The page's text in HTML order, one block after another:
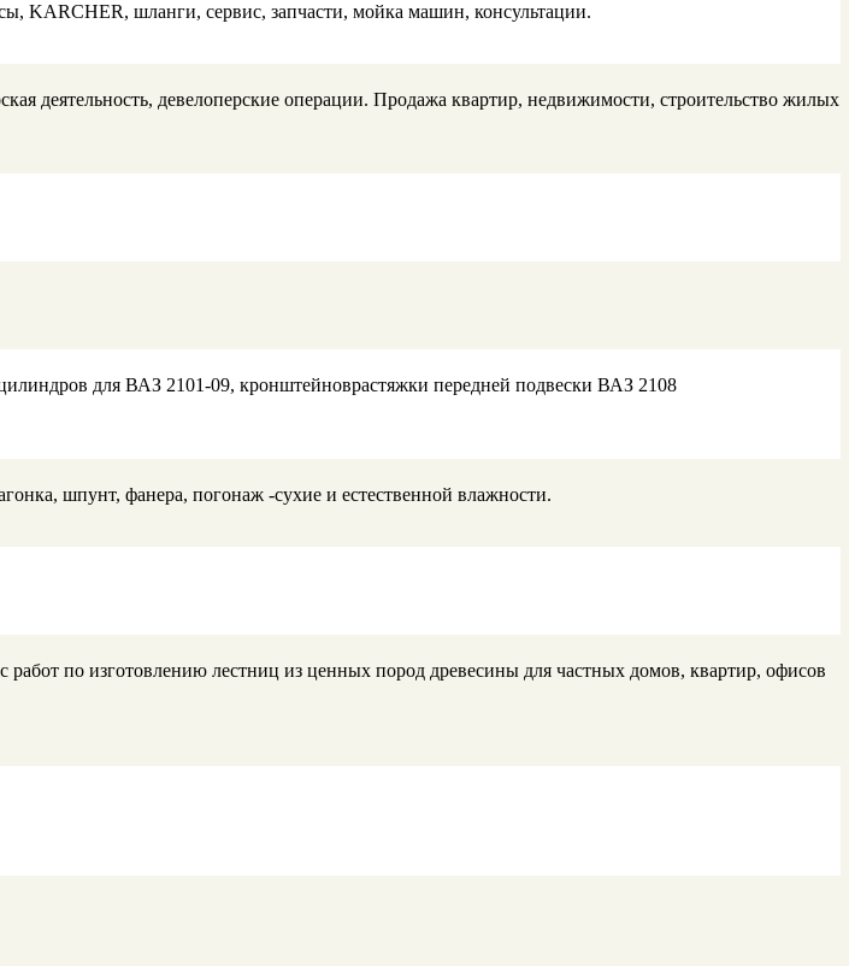
KARCHER, шланги, сервис, запчасти, мойка машин, консультации.
деятельность, девелоперские операции. Продажа квартир, недвижимости, строительство жилых
для ВАЗ 2101-09, кронштейноврастяжки передней подвески ВАЗ 2108
шпунт, фанера, погонаж -сухие и естественной влажности.
по изготовлению лестниц из ценных пород древесины для частных домов, квартир, офисов